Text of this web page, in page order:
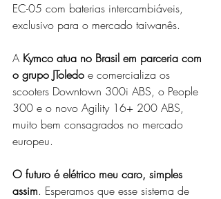
EC-05 com baterias intercambiáveis,
exclusivo para o mercado taiwanês.
A Kymco atua no Brasil em parceria com
o grupo JToledo e comercializa os
scooters Downtown 300i ABS, o People
300 e o novo Agility 16+ 200 ABS,
muito bem consagrados no mercado
europeu.
O futuro é elétrico meu caro, simples
assim. Esperamos que esse sistema de